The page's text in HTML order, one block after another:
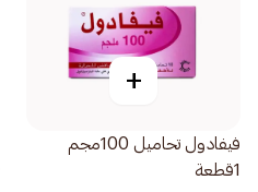
+
فيفادول تحاميل 100مجم
1قطعة